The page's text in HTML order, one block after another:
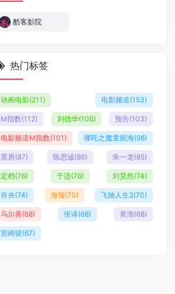
酷客影院
热门标签
动画电影(211) 电影频道(153)
M指数(112) 刘德华(106) 预告(103)
电影频道M指数(101) 哪吒之魔童闹海(98)
票房(87) 陈思诚(86) 朱一龙(85)
定档(76) 于适(76) 刘昊然(74)
肖央(74) 海报(70) 飞驰人生2(70)
乌尔善(68) 张译(68) 黄渤(68)
宫崎骏(67)